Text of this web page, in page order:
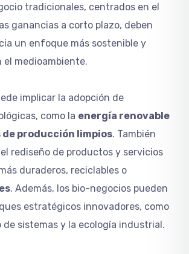
tradicionales, centrados en el
ganancias a corto plazo, deben
un enfoque más sostenible y
el medioambiente.
implicar la adopción de
como la energía renovable
de producción limpios. También
rediseño de productos y servicios
duraderos, reciclables o
. Además, los bio-negocios pueden
estratégicos innovadores, como
de sistemas y la ecología industrial.